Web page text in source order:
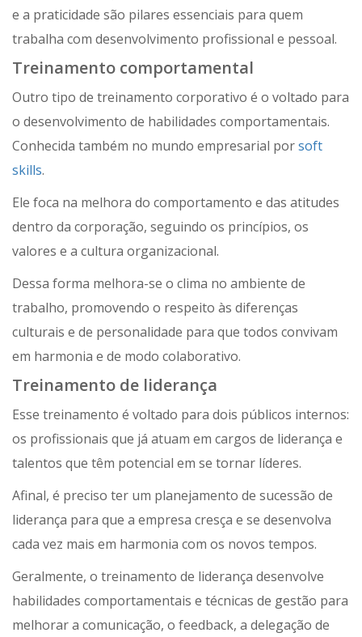
e a praticidade são pilares essenciais para quem
trabalha com desenvolvimento profissional e pessoal.
Treinamento comportamental
Outro tipo de treinamento corporativo é o voltado para
o desenvolvimento de habilidades comportamentais.
Conhecida também no mundo empresarial porsoft
skills.
Ele foca na melhora do comportamento e das atitudes
dentro da corporação, seguindo os princípios, os
valores e a cultura organizacional.
Dessa forma melhora-se o clima no ambiente de
trabalho, promovendo o respeito às diferenças
culturais e de personalidade para que todos convivam
em harmonia e de modo colaborativo.
Treinamento de liderança
Esse treinamento é voltado para dois públicos internos:
os profissionais que já atuam em cargos de liderança e
talentos que têm potencial em se tornar líderes.
Afinal, é preciso ter um planejamento de sucessão de
liderança para que a empresa cresça e se desenvolva
cada vez mais em harmonia com os novos tempos.
Geralmente, o treinamento de liderança desenvolve
habilidades comportamentais e técnicas de gestão para
melhorar a comunicação, o feedback, a delegação de